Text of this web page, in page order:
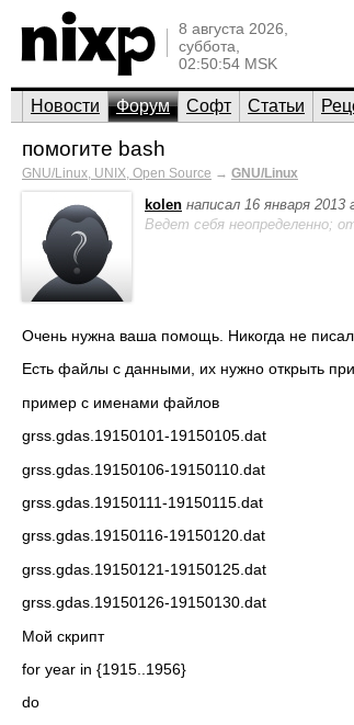
8 августа 2026,
суббота,
02:50:54 MSK
Новости Форум Софт Статьи
помогите bash
GNU/Linux, UNIX, Open Source → GNU/Linux
kolen написал 16 января
Ведет себя неопределенно;
Очень нужна ваша помощь. Никогда не писал
Есть файлы с данными, их нужно открыть
пример с именами файлов
grss.gdas.19150101-19150105.dat
grss.gdas.19150106-19150110.dat
grss.gdas.19150111-19150115.dat
grss.gdas.19150116-19150120.dat
grss.gdas.19150121-19150125.dat
grss.gdas.19150126-19150130.dat
Мой скрипт
for year in {1915..1956}
do